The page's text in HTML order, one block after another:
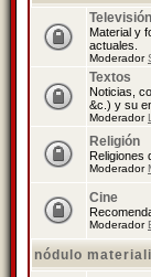
Televisión
Material y
actuales.
Moderador
Textos
Noticias,
&c.) y su
Moderador
Religión
Religiones
Moderador
Cine
Moderador
nódulo